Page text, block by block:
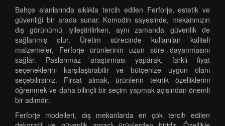
Bahçe alanlarında sıklıkla tercih edilen Ferforje, estetik ve
güvenliği bir arada sunar. Komodin sayesinde, mekanınızın
dış görünümü iyileştirilirken, aynı zamanda güvenlik de
sağlanmış olur. Üretim sürecinde kullanılan kaliteli
malzemeler, Ferforje ürünlerinin uzun süre dayanmasını
sağlar. Paslanmaz araştırması yaparak, farklı fiyat
seçeneklerini karşılaştırabilir ve bütçenize uygun olanı
seçebilirsiniz. Fırsat almak, ürünlerin teknik özelliklerini
öğrenmek ve daha bilinçli bir seçim yapmak açısından önemli
bir adımdır.
Ferforje modelleri, dış mekanlarda en çok tercih edilen